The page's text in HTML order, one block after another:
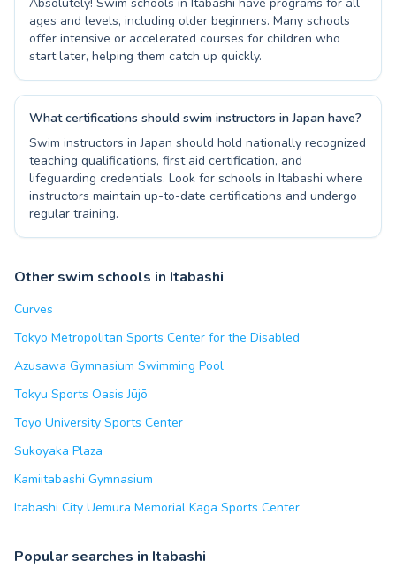
ages and levels, including older beginners. Many schools
offer intensive or accelerated courses for children who
start later, helping them catch up quickly.
What certifications should swim instructors in Japan have?
Swim instructors in Japan should hold nationally recognized
teaching qualifications, first aid certification, and
lifeguarding credentials. Look for schools in Itabashi where
instructors maintain up-to-date certifications and undergo
regular training.
Other swim schools in Itabashi
Curves
Tokyo Metropolitan Sports Center for the Disabled
Azusawa Gymnasium Swimming Pool
Tokyu Sports Oasis Jūjō
Toyo University Sports Center
Sukoyaka Plaza
Kamiitabashi Gymnasium
Itabashi City Uemura Memorial Kaga Sports Center
Popular searches in Itabashi